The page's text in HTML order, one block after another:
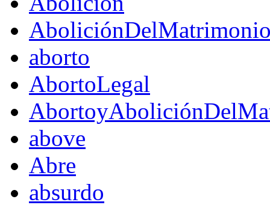
aborto
AbortoLegal
above
Abre
absurdo